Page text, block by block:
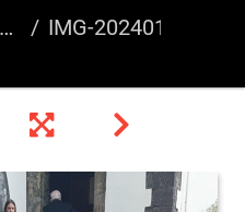
IMG-20240121-WA0133